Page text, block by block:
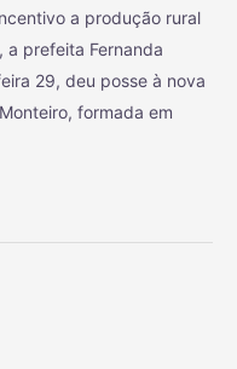
a produção rural
a prefeita Fernanda
29, deu posse à nova
formada em